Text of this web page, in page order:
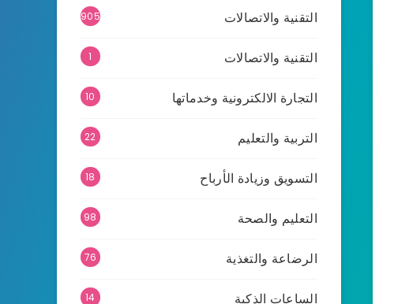
التقنية والاتصالات 905
التقنية والاتصالات 1
التجارة الالكترونية وخدماتها 10
التربية والتعليم 22
التسويق وزيادة الأرباح 18
التعليم والصحة 98
الرضاعة والتغذية 76
الساعات الذكية 14